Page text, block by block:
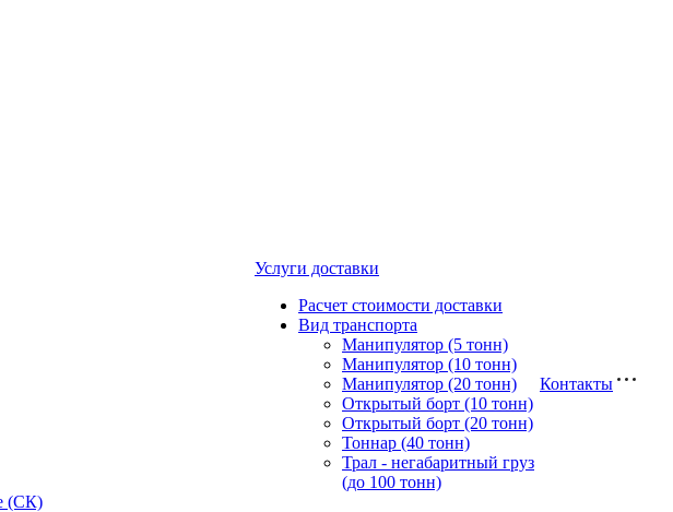
(СК)
Услуги доставки
Расчет стоимости доставки
Вид транспорта
Манипулятор (5 тонн)
Манипулятор (10 тонн)
Манипулятор (20 тонн)
Открытый борт (10 тонн)
Открытый борт (20 тонн)
Тоннар (40 тонн)
Трал - негабаритный груз
(до 100 тонн)
Контакты